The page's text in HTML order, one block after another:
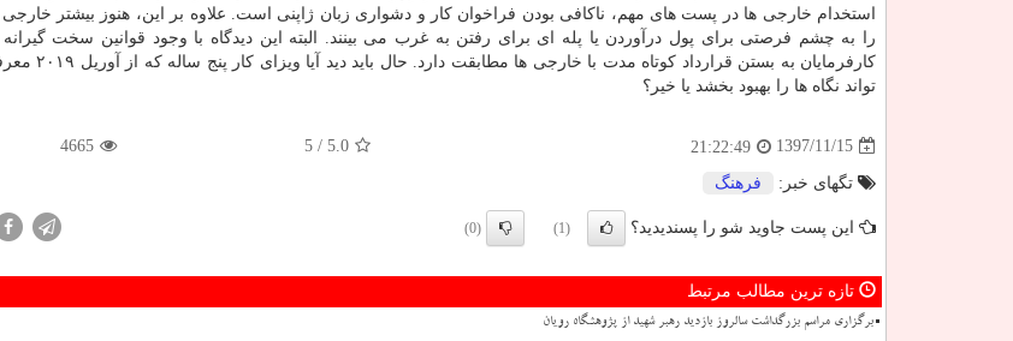
استخدام خارجی ها در پست های مهم، ناكافی بودن فراخوان كار و دشواری زبان ژاپنی است. علاوه بر این، هنوز بیشتر خارجی
را به چشم فرصتی برای پول درآوردن یا پله ای برای رفتن به غرب می بینند. البته این دیدگاه با وجود قوانین سخت
كارفرمایان به بستن
تواند نگاه ها را بهبود بخشد یا خیر؟
1397/11/15
21:22:49
5.0
/ 5
4665
تگهای خبر: فرهنگ
این پست جاوید شو را پسندیدید؟ (1)
(0)
تازه ترین مطالب مرتبط
برگزاری مراسم بزرگداشت سالروز بازدید رهبر شهید از پژوهشگاه رویان